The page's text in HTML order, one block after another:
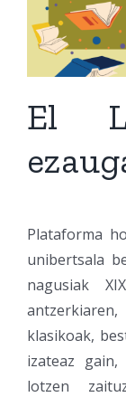
El
Plataforma
unibertsala
nagusiak
klasikoak,
izateaz
lotzen